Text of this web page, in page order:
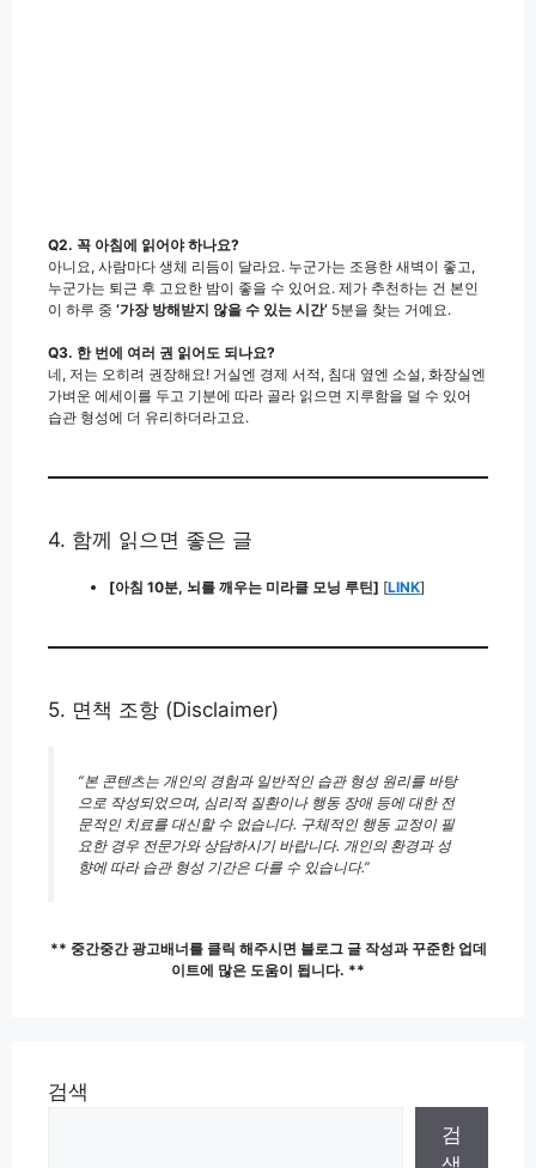
Q2. 꼭 아침에 읽어야 하나요?
아니요, 사람마다 생체 리듬이 달라요. 누군가는 조용한 새벽이 좋고,
누군가는 퇴근 후 고요한 밤이 좋을 수 있어요. 제가 추천하는 건 본인
이 하루 중 ‘가장 방해받지 않을 수 있는 시간’ 5분을 찾는 거예요.
Q3. 한 번에 여러 권 읽어도 되나요?
네, 저는 오히려 권장해요! 거실엔 경제 서적, 침대 옆엔 소설, 화장실엔
가벼운 에세이를 두고 기분에 따라 골라 읽으면 지루함을 덜 수 있어
습관 형성에 더 유리하더라고요.
4. 함께 읽으면 좋은 글
[아침 10분, 뇌를 깨우는 미라클 모닝 루틴] [LINK]
5. 면책 조항 (Disclaimer)
“본 콘텐츠는 개인의 경험과 일반적인 습관 형성 원리를 바탕
으로 작성되었으며, 심리적 질환이나 행동 장애 등에 대한 전
문적인 치료를 대신할 수 없습니다. 구체적인 행동 교정이 필
요한 경우 전문가와 상담하시기 바랍니다. 개인의 환경과 성
향에 따라 습관 형성 기간은 다를 수 있습니다.”
** 중간중간 광고배너를 클릭 해주시면 블로그 글 작성과 꾸준한 업데
이트에 많은 도움이 됩니다. **
검색
검